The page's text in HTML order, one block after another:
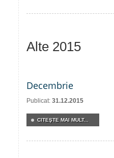
Alte 2015
Decembrie
Publicat: 31.12.2015
CITEŞTE MAI MULT...